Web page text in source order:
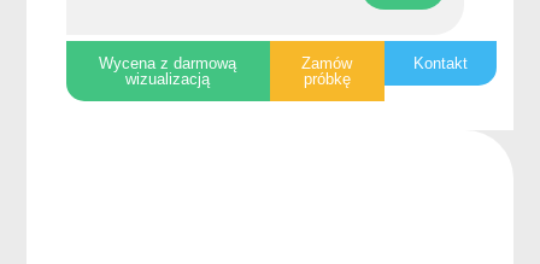
Wycena z darmową
wizualizacją
Zamów
próbkę
Kontakt